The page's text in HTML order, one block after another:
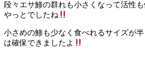
段々エサ鯵の群れも小さくなって活性
やっとでしたね
小さめの鯵も少なく食べれるサイズが
は確保できましたよ